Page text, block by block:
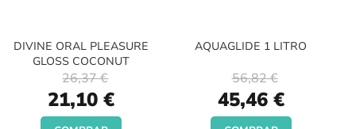
DIVINE ORAL PLEASURE
GLOSS COCONUT
Special
Price
21,10 €
26,37 €
AQUAGLIDE 1 LITRO
Special
Price
45,46 €
56,82 €